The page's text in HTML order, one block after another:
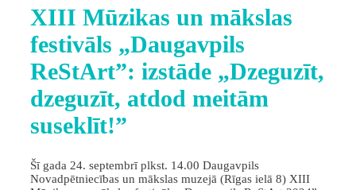
XIII Mūzikas un mākslas
festivāls „Daugavpils
ReStArt”: izstāde „Dzeguzīt,
dzeguzīt, atdod meitām
suseklīt!”
Šī gada 24. septembrī plkst. 14.00 Daugavpils
Novadpētniecības un mākslas muzejā (Rīgas ielā 8) XIII